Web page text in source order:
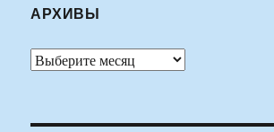
АРХИВЫ
Архивы